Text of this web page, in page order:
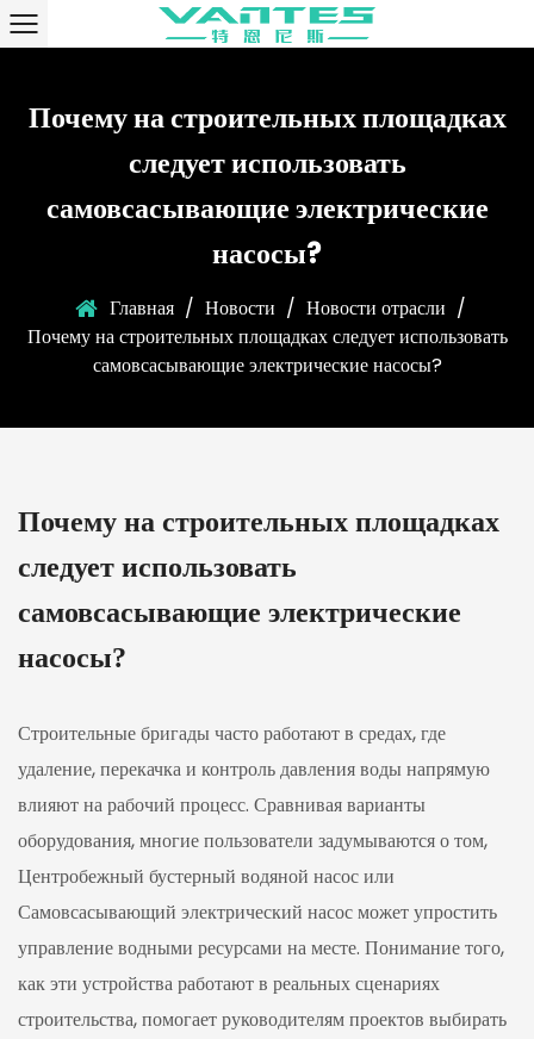
Почему на строительных площадках
следует использовать
самовсасывающие электрические
насосы?
Главная / Новости / Новости отрасли /
Почему на строительных площадках следует использовать
самовсасывающие электрические насосы?
Почему на строительных площадках
следует использовать
самовсасывающие электрические
насосы?
Строительные бригады часто работают в средах, где
удаление, перекачка и контроль давления воды напрямую
влияют на рабочий процесс. Сравнивая варианты
оборудования, многие пользователи задумываются о том,
Центробежный бустерный водяной насосили
Самовсасывающий электрический насосможет упростить
управление водными ресурсами на месте. Понимание того,
как эти устройства работают в реальных сценариях
строительства, помогает руководителям проектов выбирать